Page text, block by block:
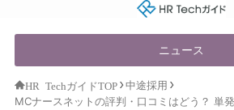
HR Techガイド
ニュース
HR TechガイドTOP
中途採用
MCナースネットの評判・口コミはどう？ 単